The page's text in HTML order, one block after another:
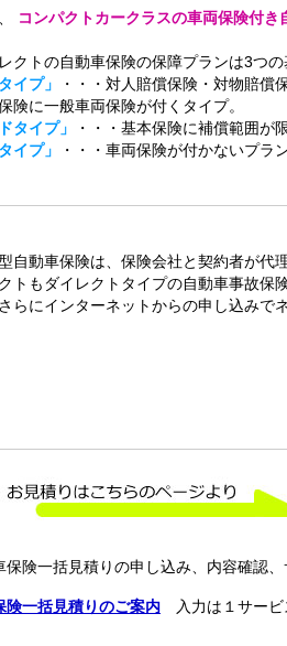
コンパクトカークラスの車両保険付き
クトの自動車保険の保障プランは3つの
イプ」
・・・対人賠償保険・対物賠償
険に一般車両保険が付くタイプ。
タイプ」
・・・基本保険に補償範囲が
イプ」
・・・車両保険が付かないプラ
自動車保険は、保険会社と契約者が代
トもダイレクトタイプの自動車事故保
らにインターネットからの申し込みで
保険一括見積りの申し込み、内容確認
険一括見積りのご案内 入力は１サー